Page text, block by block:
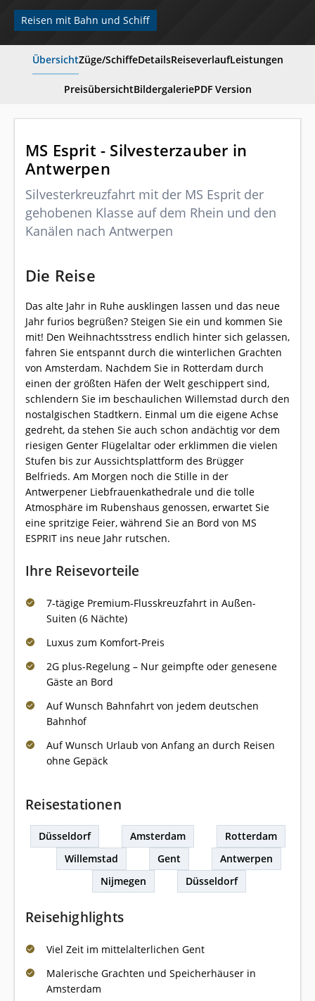
Reisen mit Bahn und Schiff
ÜbersichtZüge/SchiffeDetailsReiseverlaufLeistungen
PreisübersichtBildergaleriePDF Version
MS Esprit - Silvesterzauber in
Antwerpen
Silvesterkreuzfahrt mit der MS Esprit der
gehobenen Klasse auf dem Rhein und den
Kanälen nach Antwerpen
Die Reise
Das alte Jahr in Ruhe ausklingen lassen und das neue
Jahr furios begrüßen? Steigen Sie ein und kommen Sie
mit! Den Weihnachtsstress endlich hinter sich gelassen,
fahren Sie entspannt durch die winterlichen Grachten
von Amsterdam. Nachdem Sie in Rotterdam durch
einen der größten Häfen der Welt geschippert sind,
schlendern Sie im beschaulichen Willemstad durch den
nostalgischen Stadtkern. Einmal um die eigene Achse
gedreht, da stehen Sie auch schon andächtig vor dem
riesigen Genter Flügelaltar oder erklimmen die vielen
Stufen bis zur Aussichtsplattform des Brügger
Belfrieds. Am Morgen noch die Stille in der
Antwerpener Liebfrauenkathedrale und die tolle
Atmosphäre im Rubenshaus genossen, erwartet Sie
eine spritzige Feier, während Sie an Bord von MS
ESPRIT ins neue Jahr rutschen.
Ihre Reisevorteile
7-tägige Premium-Flusskreuzfahrt in Außen-
Suiten (6 Nächte)
Luxus zum Komfort-Preis
2G plus-Regelung – Nur geimpfte oder genesene
Gäste an Bord
Auf Wunsch Bahnfahrt von jedem deutschen
Bahnhof
Auf Wunsch Urlaub von Anfang an durch Reisen
ohne Gepäck
Reisestationen
Düsseldorf Amsterdam
Rotterdam
Willemstad
Gent
Antwerpen
Nijmegen
Düsseldorf
Reisehighlights
Viel Zeit im mittelalterlichen Gent
Malerische Grachten und Speicherhäuser in
Amsterdam